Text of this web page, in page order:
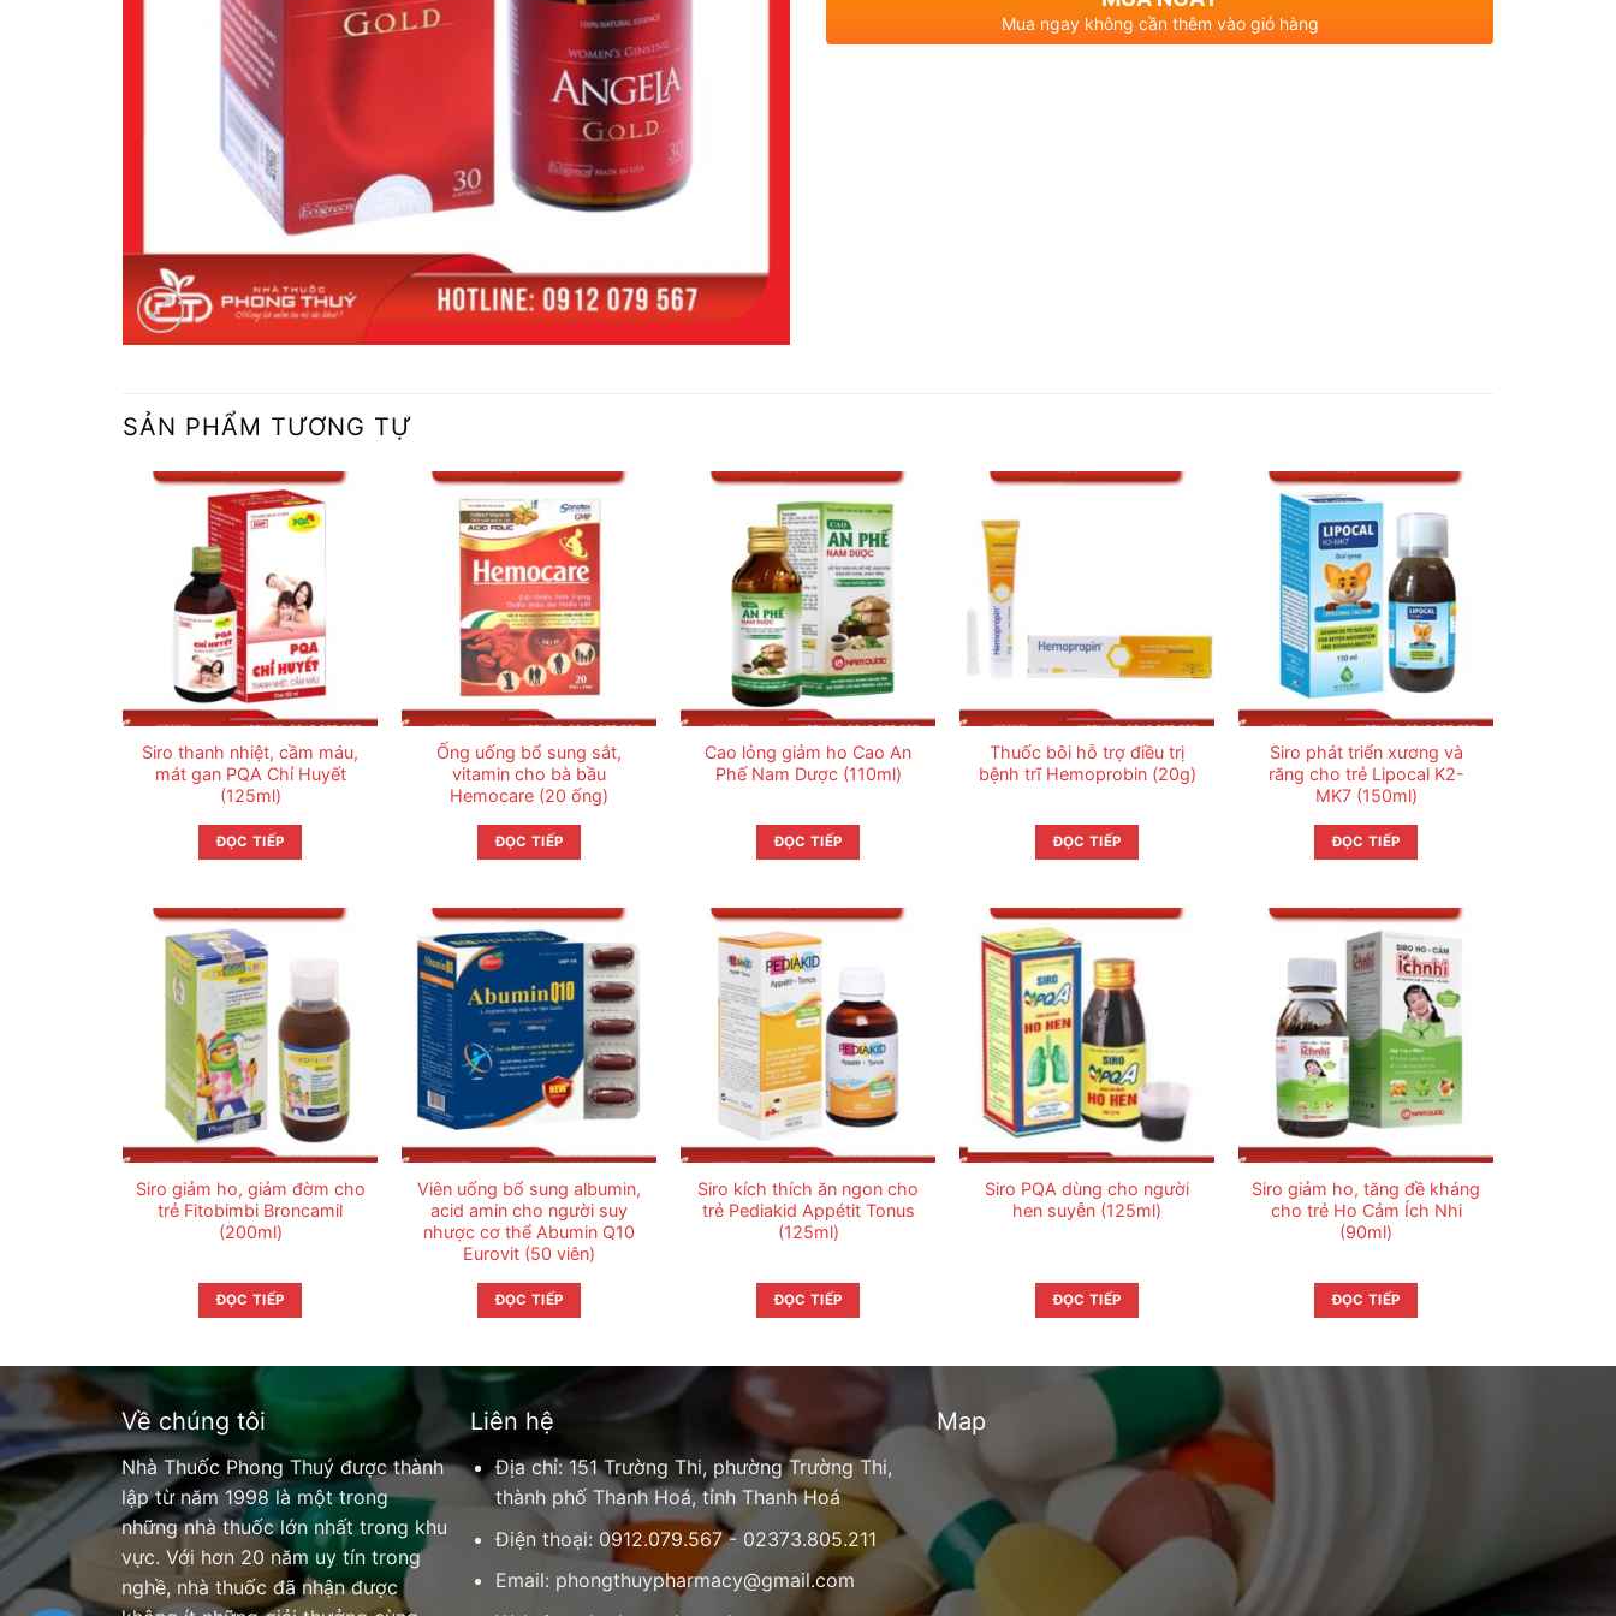
Mua ngay không cần thêm vào giỏ hàng
SẢN PHẨM TƯƠNG TỰ
Siro thanh nhiệt, cầm máu,
mát gan PQA Chỉ Huyết
(125ml)
ĐỌC TIẾP
Ống uống bổ sung sắt,
vitamin cho bà bầu
Hemocare (20 ống)
ĐỌC TIẾP
Cao lỏng giảm ho Cao An
Phế Nam Dược (110ml)
ĐỌC TIẾP
Thuốc bôi hỗ trợ điều trị
bệnh trĩ Hemoprobin (20g)
ĐỌC TIẾP
Siro phát triển xương và
răng cho trẻ Lipocal K2-
MK7 (150ml)
ĐỌC TIẾP
Siro giảm ho, giảm đờm cho
trẻ Fitobimbi Broncamil
(200ml)
ĐỌC TIẾP
Viên uống bổ sung albumin,
acid amin cho người suy
nhược cơ thể Abumin Q10
Eurovit (50 viên)
ĐỌC TIẾP
Siro kích thích ăn ngon cho
trẻ Pediakid Appétit Tonus
(125ml)
ĐỌC TIẾP
Siro PQA dùng cho người
hen suyễn (125ml)
ĐỌC TIẾP
Siro giảm ho, tăng đề kháng
cho trẻ Ho Cảm Ích Nhi
(90ml)
ĐỌC TIẾP
Về chúng tôi
Nhà Thuốc Phong Thuý được thành
lập từ năm 1998 là một trong
những nhà thuốc lớn nhất trong khu
vực. Với hơn 20 năm uy tín trong
nghề, nhà thuốc đã nhận được
Liên hệ
Địa chỉ: 151 Trường Thi, phường Trường Thi,
thành phố Thanh Hoá, tỉnh Thanh Hoá
Điện thoại: 0912.079.567 - 02373.805.211
Email: phongthuypharmacy@gmail.com
Map